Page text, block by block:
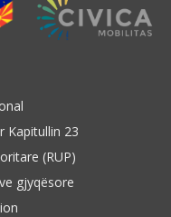
Kapitullin 23
(RUP)
gjyqësore